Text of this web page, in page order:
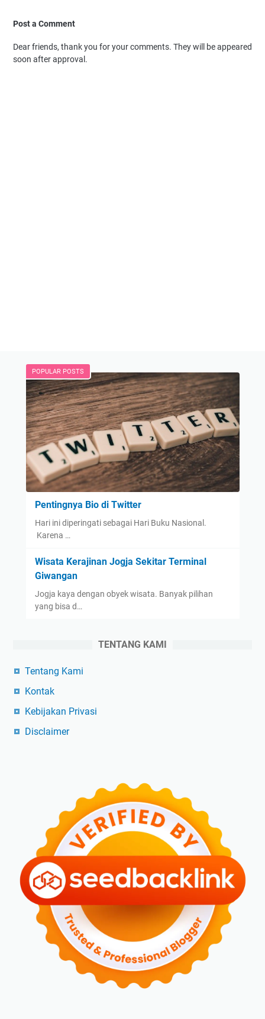
Post a Comment
Dear friends, thank you for your comments. They will be appeared
soon after approval.
POPULAR POSTS
Pentingnya Bio di Twitter
Hari ini diperingati sebagai Hari Buku Nasional.
Karena …
Wisata Kerajinan Jogja Sekitar Terminal
Giwangan
Jogja kaya dengan obyek wisata. Banyak pilihan
yang bisa d…
TENTANG KAMI
Tentang Kami
Kontak
Kebijakan Privasi
Disclaimer